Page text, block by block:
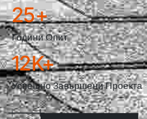
25+
Години Опит
12K+
Успешно Завършени Проекта